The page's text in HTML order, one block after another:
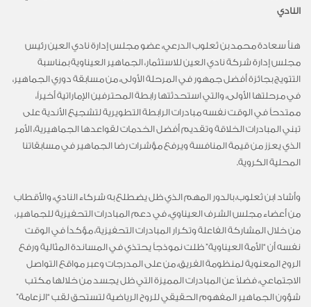
النادي
هنأ سعادة محمد بن ثعلوب الدرعي، عضو مجلس إدارة نادي العين رئيس
مجلس إدارة شركة نادي العين للاستثمار، الجماهير العيناوية بمناسبة
التتويج بجائزة أفضل جمهور في المرحلة الأولى، من مسابقة دوري الجماهير،
في مرحلتها الأولى، والتي استحدثتها رابطة المحترفين الإماراتية أخيراً،
ممتدحاً في الوقت نفسه مبادرات الرابطة التطويرية لتشجيع الأندية على
تبني المبادرات الخلاقة وتقديم أفضل الخدمات لقواعدها الجماهيرية، الأمر
الذي يعزز من قيمة المنافسة ويرفع مؤشرات رضا الجماهير في مسابقاتنا
المحلية الكروية.
وأشاد ابن ثعلوب، بالدور المهم الذي ظل يضطلع به شركاء النادي، والأقطاب
من أعضاء مجلس الشرف العيناوي، في دعم المبادرات التحفيزية للجماهير،
من خلال المشاركة الفاعلة وتكرار المبادرات التحفيزية، مؤكداً في الوقت
نفسه أن “الأمة العيناوية” ظلت نموذجاً يحتذي في المساندة المثالية ورفع
الروح المعنوية لمنظومة الفريق، من على المدرجات وعبر مواقع التواصل
الاجتماعي، فضلاً عن المبادرات المميزة التي ظل يجسد من خلالها مكتب
شؤون الجماهير المفهوم الحقيقي للروح الرياضية لتستحق لقب “الزعامة”